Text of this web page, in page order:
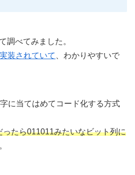
調べてみました。
装されていて
、わかりやすいで
に当てはめてコード化する方式
たら011011みたいなビット列に